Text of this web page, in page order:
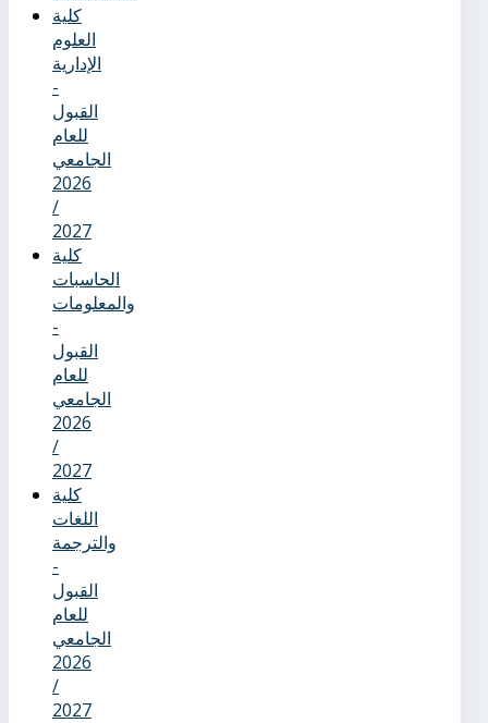
كلية
العلوم
الإدارية
-
القبول
للعام
الجامعي
2026
/
2027
كلية
الحاسبات
والمعلومات
-
القبول
للعام
الجامعي
2026
/
2027
كلية
اللغات
والترجمة
-
القبول
للعام
الجامعي
2026
/
2027